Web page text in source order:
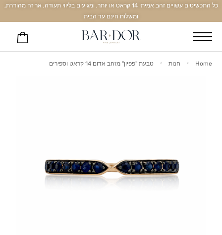
כל התכשיטים עשויים זהב אמיתי 14 קראט או יותר, ומגיעים בליווי תעודה, אריזה מהודרת,
ומשלוח חינם עד הבית
Home חנות טבעת "פפיון" מזהב אדום 14 קראט וספירים